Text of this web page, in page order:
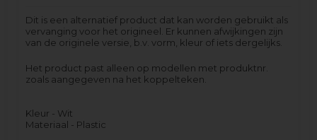
Dit is een alternatief product dat kan worden gebruikt als
vervanging voor het origineel. Er kunnen afwijkingen zijn
van de originele versie, b.v. vorm, kleur of iets dergelijks.
Het product past alleen op modellen met produktnr.
zoals aangegeven na het koppelteken.
Kleur - Wit
Materiaal - Plastic